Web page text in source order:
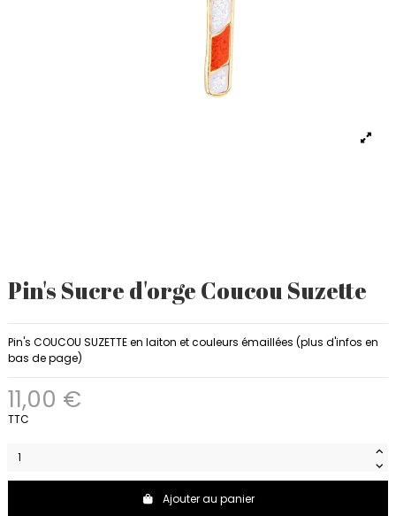
Pin's Sucre d'orge Coucou Suzette
Pin's COUCOU SUZETTE en laiton et couleurs émaillées (plus d'infos en
bas de page)
11,00 €
TTC
Ajouter au panier